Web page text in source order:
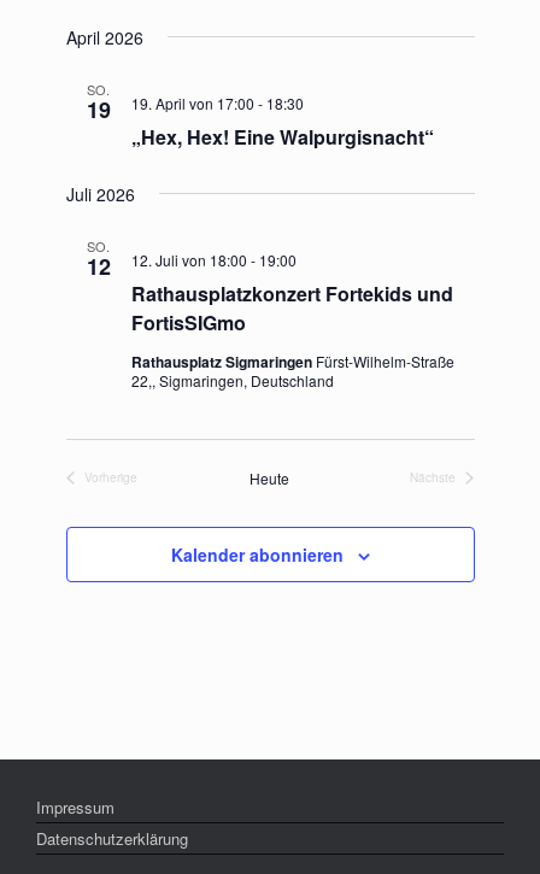
April 2026
SO.
19
„Hex, Hex! Eine Walpurgisnacht“
19. April von 17:00 - 18:30
Juli 2026
SO.
12
Rathausplatzkonzert Fortekids und
FortisSIGmo
12. Juli von 18:00 - 19:00
Rathausplatz Sigmaringen Fürst-Wilhelm-Straße
22,, Sigmaringen, Deutschland
Vorherige
Heute
Nächste
Kalender abonnieren
Impressum
Datenschutzerklärung